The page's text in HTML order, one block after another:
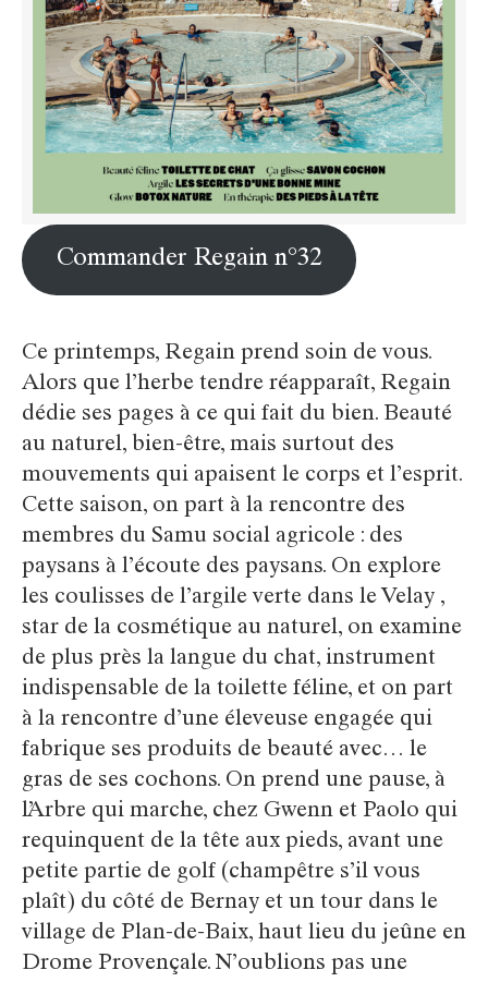
Commander Regain n°32
Ce printemps, Regain prend soin de vous.
Alors que l’herbe tendre réapparaît, Regain
dédie ses pages à ce qui fait du bien. Beauté
au naturel, bien-être, mais surtout des
mouvements qui apaisent le corps et l’esprit.
Cette saison, on part à la rencontre des
membres du Samu social agricole : des
paysans à l’écoute des paysans. On explore
les coulisses de l’argile verte dans le Velay ,
star de la cosmétique au naturel, on examine
de plus près la langue du chat, instrument
indispensable de la toilette féline, et on part
à la rencontre d’une éleveuse engagée qui
fabrique ses produits de beauté avec… le
gras de ses cochons. On prend une pause, à
l’Arbre qui marche, chez Gwenn et Paolo qui
requinquent de la tête aux pieds, avant une
petite partie de golf (champêtre s’il vous
plaît) du côté de Bernay et un tour dans le
village de Plan-de-Baix, haut lieu du jeûne en
Drome Provençale. N’oublions pas une